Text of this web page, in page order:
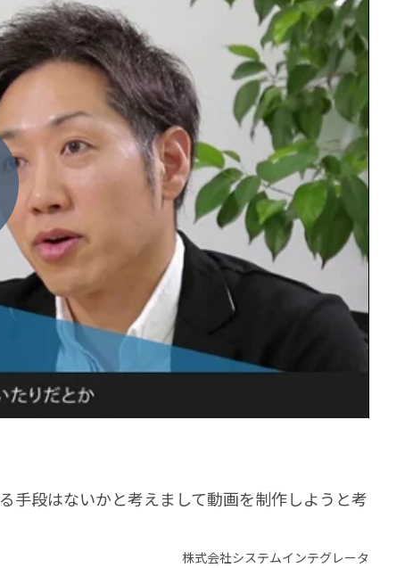
手段はないかと考えまして動画を制作しようと考
株式会社システムインテグレータ